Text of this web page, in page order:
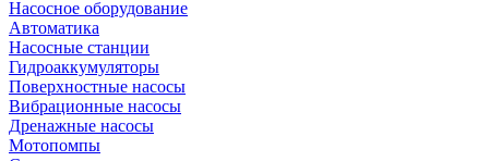
Насосное оборудование
Автоматика
Насосные станции
Гидроаккумуляторы
Поверхностные насосы
Вибрационные насосы
Дренажные насосы
Мотопомпы